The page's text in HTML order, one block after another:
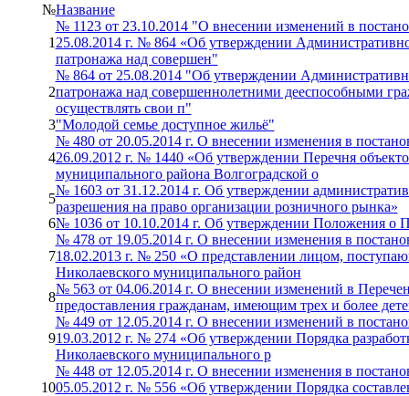
№Название
1
№ 1123 от 23.10.2014 "О внесении изменений в
25.08.2014 г. № 864 «Об утверждении
патронажа над совершен"
2
№ 864 от 25.08.2014 "Об утверждении
патронажа над совершеннолетними дееспособными
осуществлять свои п"
3"Молодой семье доступное жильё"
4
№ 480 от 20.05.2014 г. О внесении изменения в
26.09.2012 г. № 1440 «Об утверждении Перечня
муниципального района Волгоградской о
5
№ 1603 от 31.12.2014 г. Об утверждении
разрешения на право организации розничного рынка»
6№ 1036 от 10.10.2014 г. Об утверждении Положения о
7
№ 478 от 19.05.2014 г. О внесении изменения в
18.02.2013 г. № 250 «О представлении лицом,
Николаевского муниципального район
8
№ 563 от 04.06.2014 г. О внесении изменений в
предоставления гражданам, имеющим трех и более
9
№ 449 от 12.05.2014 г. О внесении изменений в
19.03.2012 г. № 274 «Об утверждении Порядка
Николаевского муниципального р
10
№ 448 от 12.05.2014 г. О внесении изменения в
05.05.2012 г. № 556 «Об утверждении Порядка